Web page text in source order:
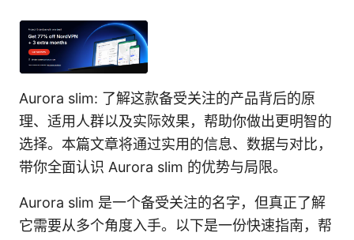
Aurora slim: 了解这款备受关注的产品背后的原
理、适用人群以及实际效果，帮助你做出更明智的
选择。本篇文章将通过实用的信息、数据与对比，
带你全面认识 Aurora slim 的优势与局限。
Aurora slim 是一个备受关注的名字，但真正了解
它需要从多个角度入手。以下是一份快速指南，帮